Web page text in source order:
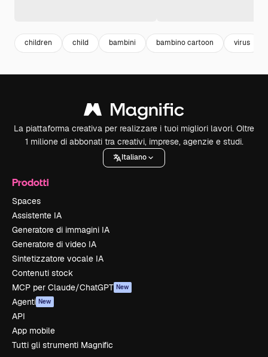
children child bambini bambino cartoon virus
La piattaforma creativa per realizzare i tuoi migliori lavori. Oltre
1 milione di abbonati tra creativi, imprese, agenzie e studi.
Italiano
Prodotti
Spaces
Assistente IA
Generatore di immagini IA
Generatore di video IA
Sintetizzatore vocale IA
Contenuti stock
MCP per Claude/ChatGPT New
Agenti New
API
App mobile
Tutti gli strumenti Magnific